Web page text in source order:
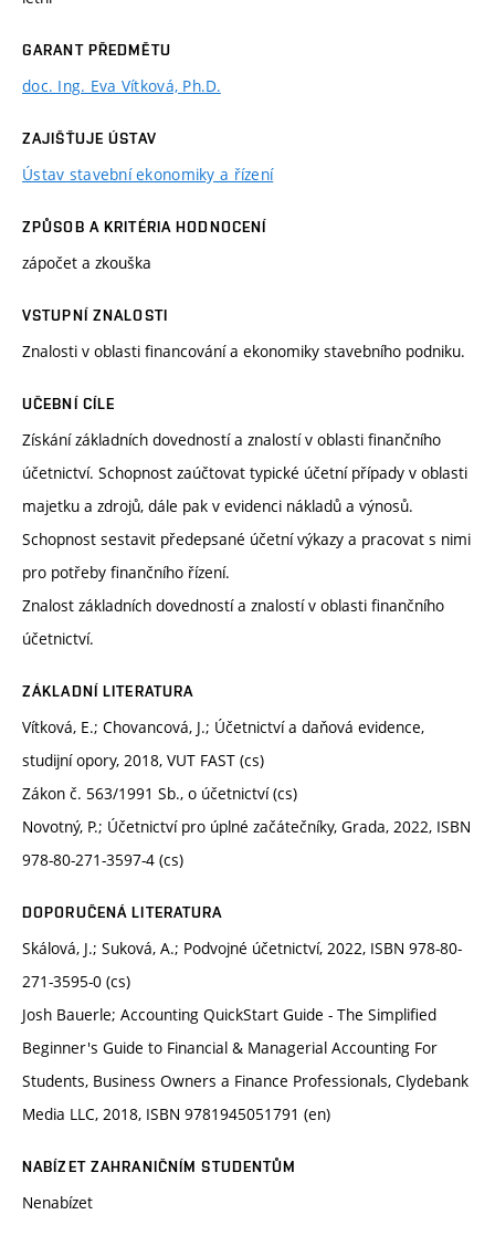
GARANT PŘEDMĚTU
doc. Ing. Eva Vítková, Ph.D.
ZAJIŠŤUJE ÚSTAV
Ústav stavební ekonomiky a řízení
ZPŮSOB A KRITÉRIA HODNOCENÍ
zápočet a zkouška
VSTUPNÍ ZNALOSTI
Znalosti v oblasti financování a ekonomiky stavebního podniku.
UČEBNÍ CÍLE
Získání základních dovedností a znalostí v oblasti finančního
účetnictví. Schopnost zaúčtovat typické účetní případy v oblasti
majetku a zdrojů, dále pak v evidenci nákladů a výnosů.
Schopnost sestavit předepsané účetní výkazy a pracovat s nimi
pro potřeby finančního řízení.
Znalost základních dovedností a znalostí v oblasti finančního
účetnictví.
ZÁKLADNÍ LITERATURA
Vítková, E.; Chovancová, J.; Účetnictví a daňová evidence,
studijní opory, 2018, VUT FAST (cs)
Zákon č. 563/1991 Sb., o účetnictví (cs)
Novotný, P.; Účetnictví pro úplné začátečníky, Grada, 2022, ISBN
978-80-271-3597-4 (cs)
DOPORUČENÁ LITERATURA
Skálová, J.; Suková, A.; Podvojné účetnictví, 2022, ISBN 978-80-
271-3595-0 (cs)
Josh Bauerle; Accounting QuickStart Guide - The Simplified
Beginner's Guide to Financial & Managerial Accounting For
Students, Business Owners a Finance Professionals, Clydebank
Media LLC, 2018, ISBN 9781945051791 (en)
NABÍZET ZAHRANIČNÍM STUDENTŮM
Nenabízet